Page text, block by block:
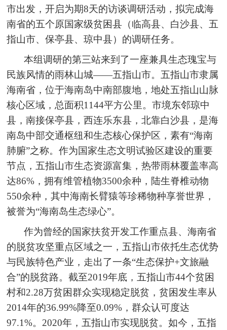
市出发，开启为期8天的访谈调研活动，拟完成海
南省的五个原国家级贫困县（临高县、白沙县、五
指山市、保亭县、琼中县）的调研任务。
本组调研的第三站来到了一座兼具生态瑰宝与
民族风情的雨林山城——五指山市。五指山市隶属
海南省，位于海南岛中南部腹地，地处五指山山脉
核心区域，总面积1144平方公里。市境东邻琼中
县，南接保亭县，西连乐东县，北靠白沙县，是海
南岛中部交通枢纽和生态核心保护区，素有“海南
肺腑”之称。作为国家生态文明试验区建设的重要
节点，五指山市生态资源富集，热带雨林覆盖率高
达86%，拥有维管植物3500余种，陆生脊椎动物
550余种，其中海南长臂猿等珍稀物种享誉世界，
被誉为“海南岛生态绿心”。
作为曾经的国家扶贫开发工作重点县、海南省
的脱贫攻坚重点区域之一，五指山市依托生态优势
与民族特色产业，走出了一条“生态保护+文旅融
合”的脱贫路。截至2019年底，五指山市44个贫困
村和2.28万贫困群众实现稳定脱贫，贫困发生率从
2014年的36.99%降至0.09%，群众认可度达
97.1%。2020年，五指山市实现脱贫。如今，五指